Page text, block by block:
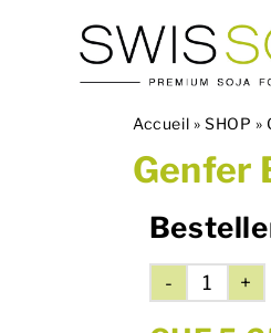
Accueil »SHOP »
Genfer
Genfer
Bio-